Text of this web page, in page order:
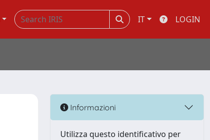
IT LOGIN
Informazioni
Utilizza questo identificativo per